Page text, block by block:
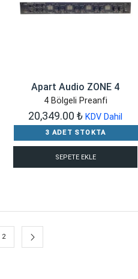
Apart Audio ZONE 4
4 Bölgeli Preanfi
20,349.00 ₺ KDV Dahil
3 ADET STOKTA
SEPETE EKLE
2